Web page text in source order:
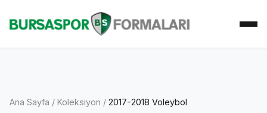
Koleksiyon
Ana Sayfa / Koleksiyon / 2017-2018 Voleybol